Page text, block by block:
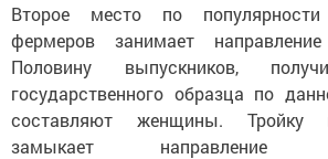
Второе место по
фермеров занимает направление
Половину выпускников,
государственного образца по
составляют женщины. Тройку
замыкает направление